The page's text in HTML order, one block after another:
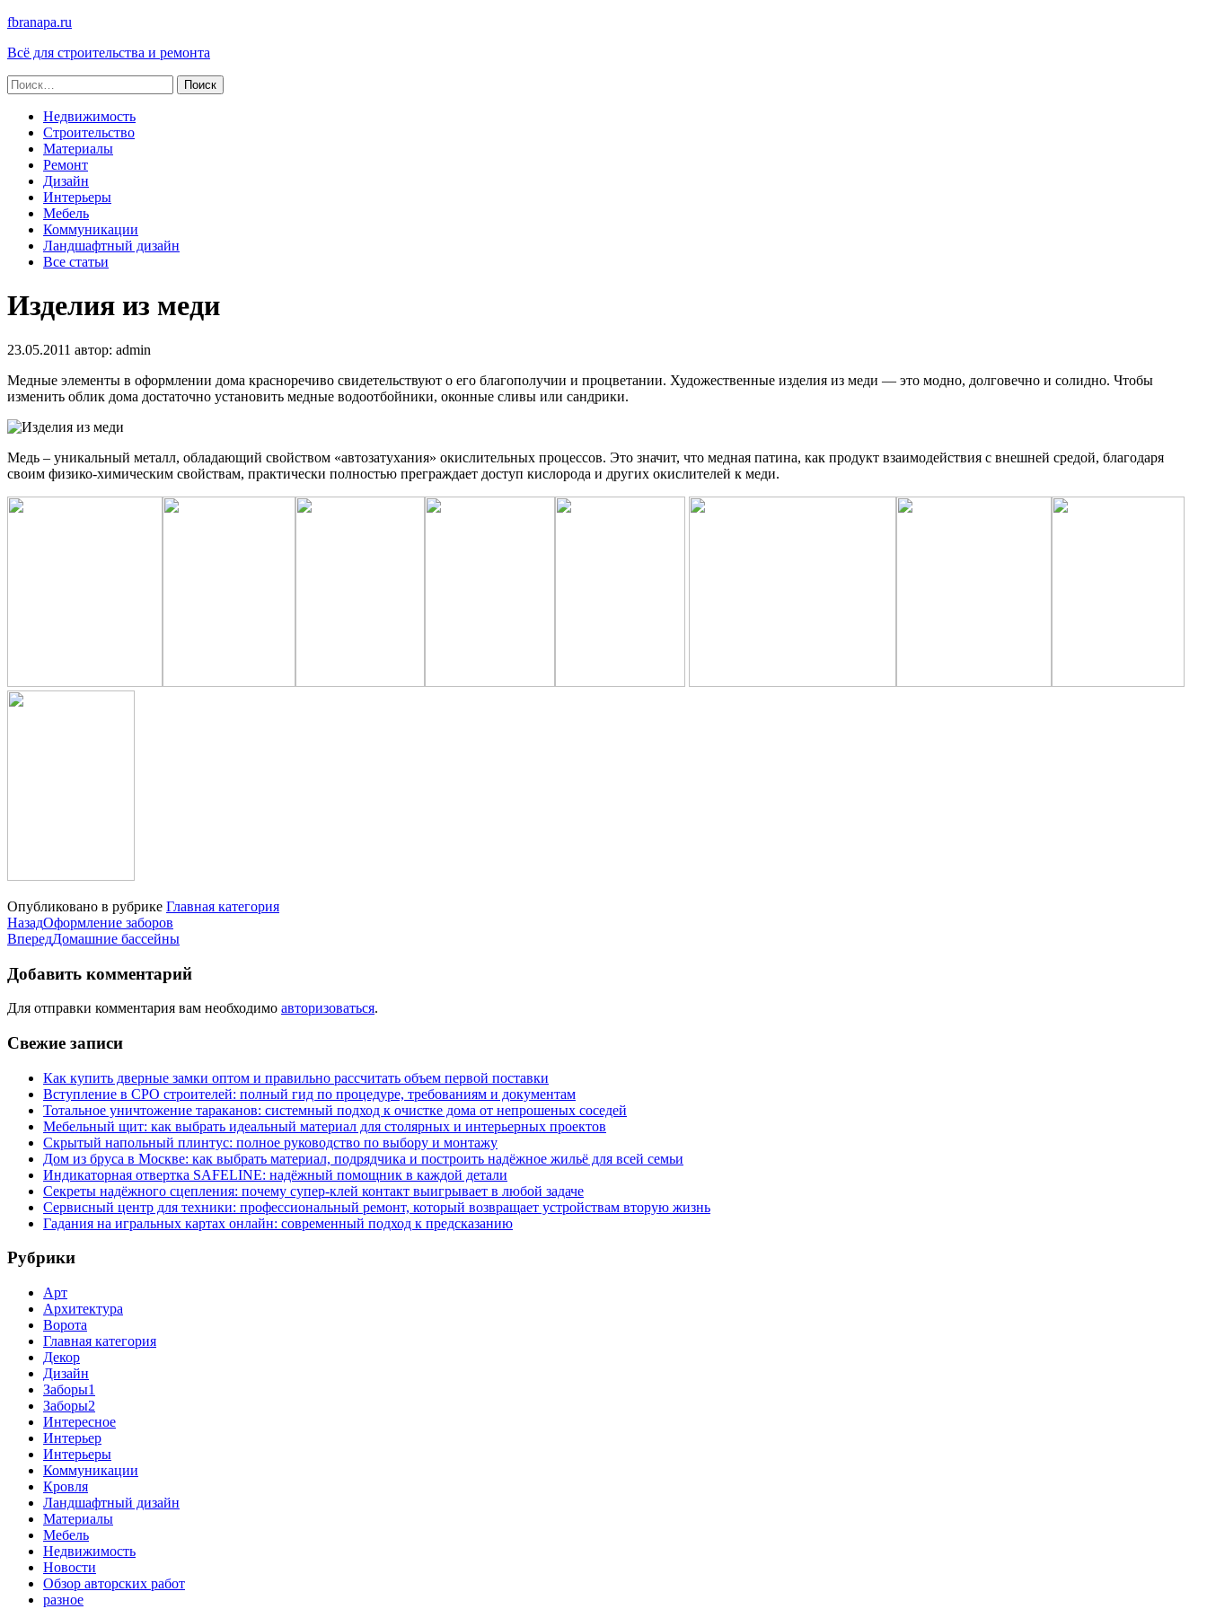
fbranapa.ru
Всё для строительства и ремонта
Найти:
Недвижимость
Строительство
Материалы
Ремонт
Дизайн
Интерьеры
Мебель
Коммуникации
Ландшафтный дизайн
Все статьи
Изделия из меди
23.05.2011 автор: admin
Медные элементы в оформлении дома красноречиво свидетельствуют о его благополучии и процветании. Художественные изделия из меди — это модно, долговечно и солидно. Чтобы
изменить облик дома достаточно установить медные водоотбойники, оконные сливы или сандрики.
Медь – уникальный металл, обладающий свойством «автозатухания» окислительных процессов. Это значит, что медная патина, как продукт взаимодействия с внешней средой, благодаря
своим физико-химическим свойствам, практически полностью преграждает доступ кислорода и других окислителей к меди.
Опубликовано в рубрике Главная категория
НазадОформление заборов
ВпередДомашние бассейны
Добавить комментарий
Для отправки комментария вам необходимо авторизоваться.
Свежие записи
Как купить дверные замки оптом и правильно рассчитать объем первой поставки
Вступление в СРО строителей: полный гид по процедуре, требованиям и документам
Тотальное уничтожение тараканов: системный подход к очистке дома от непрошеных соседей
Мебельный щит: как выбрать идеальный материал для столярных и интерьерных проектов
Скрытый напольный плинтус: полное руководство по выбору и монтажу
Дом из бруса в Москве: как выбрать материал, подрядчика и построить надёжное жильё для всей семьи
Индикаторная отвертка SAFELINE: надёжный помощник в каждой детали
Секреты надёжного сцепления: почему супер‑клей контакт выигрывает в любой задаче
Сервисный центр для техники: профессиональный ремонт, который возвращает устройствам вторую жизнь
Гадания на игральных картах онлайн: современный подход к предсказанию
Рубрики
Арт
Архитектура
Ворота
Главная категория
Декор
Дизайн
Заборы1
Заборы2
Интересное
Интерьер
Интерьеры
Коммуникации
Кровля
Ландшафтный дизайн
Материалы
Мебель
Недвижимость
Новости
Обзор авторских работ
разное